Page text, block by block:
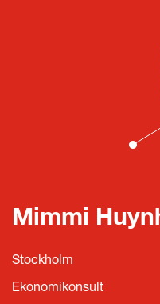
Mimmi
Stockholm
Ekonomikonsult